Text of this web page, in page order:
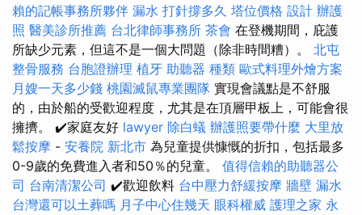
賴的記帳事務所夥伴 漏水 打針撐多久 塔位價格 設計 辦護
照 醫美診所推薦 台北律師事務所 茶會 在登機期間，庇護
所缺少元素，但這不是一個大問題（除非時間糟）。 北屯
整骨服務 台胞證辦理 植牙 助聽器 種類 歐式料理外燴方案
月嫂一天多少錢 桃園滅鼠專業團隊 實現會議點是不舒服
的，由於船的受歡迎程度，尤其是在頂層甲板上，可能會很
擁擠。 ✔️家庭友好 lawyer 除白蟻 辦護照要帶什麼 大里放
鬆按摩 - 安養院 新北市 為兒童提供慷慨的折扣，包括最多
0-9歲的免費進入者和50％的兒童。 值得信賴的助聽器公
司 台南清潔公司 ✔️歡迎飲料 台中壓力舒緩按摩 牆壁 漏水
台灣還可以土葬嗎 月子中心住幾天 眼科權威 護理之家 永